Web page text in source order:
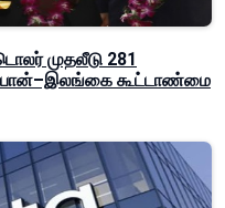
முதலீடு 281
கூட்டாண்மை